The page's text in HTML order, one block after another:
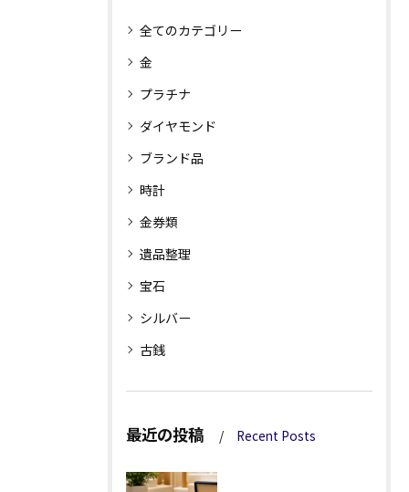
全てのカテゴリー
金
プラチナ
ダイヤモンド
ブランド品
時計
金券類
遺品整理
宝石
シルバー
古銭
最近の投稿 Recent Posts